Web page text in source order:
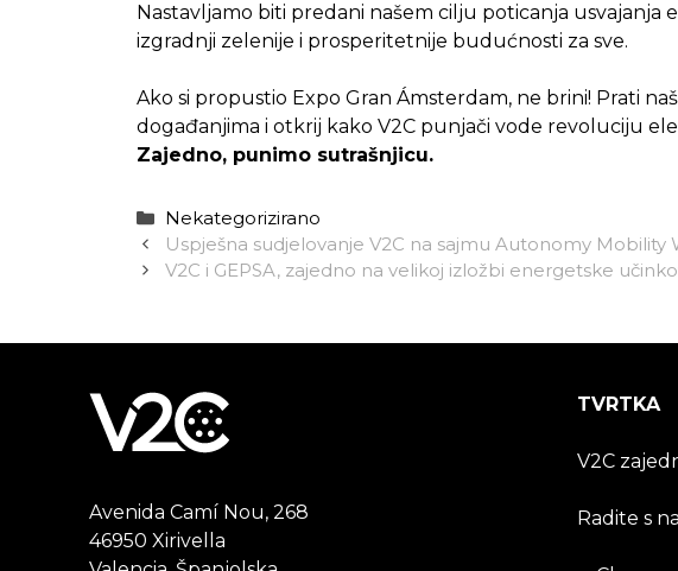
Nastavljamo biti predani našem cilju poticanja usvajanja
izgradnji zelenije i prosperitetnije budućnosti za sve.
Ako si propustio Expo Gran Ámsterdam, ne brini! Prati
događanjima i otkrij kako V2C punjači vode revoluciju
Zajedno, punimo sutrašnjicu.
Kategorije
Nekategorizirano
Uspješna sudjelovanje V2C na sajmu Autonomy Mobility
V2C i GEPSA, zajedno na velikoj izložbi energetske
Avenida Camí Nou, 268
46950 Xirivella
TVRTKA
V2C
Radite s